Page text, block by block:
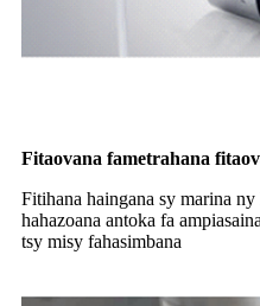
Fitaovana fametrahana
Fitihana haingana sy marina
hahazoana antoka fa
tsy misy fahasimbana